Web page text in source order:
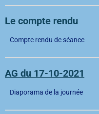
Le compte rendu
Compte rendu de séance
AG du 17-10-2021
Diaporama de la journée